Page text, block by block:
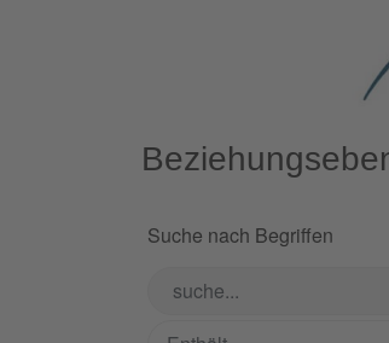
Suche nach Begriffen